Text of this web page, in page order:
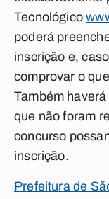
Tecnológico
poderá
inscrição e,
comprovar o
Também
que não foram
concurso
inscrição.
Prefeitura de